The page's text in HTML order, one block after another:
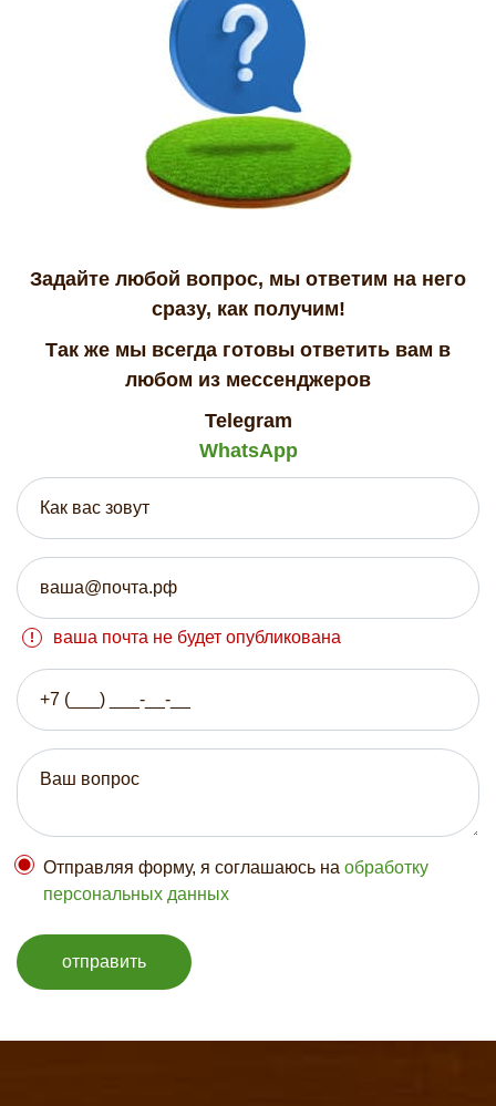
Задайте любой вопрос, мы ответим на него
сразу, как получим!
Так же мы всегда готовы ответить вам в
любом из мессенджеров
Telegram
WhatsApp
ваша почта не будет опубликована
Отправляя форму, я соглашаюсь на обработку
персональных данных
отправить